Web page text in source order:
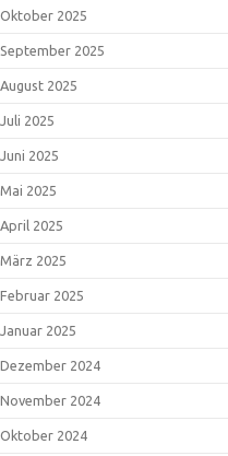
Oktober 2025
September 2025
August 2025
Juli 2025
Juni 2025
Mai 2025
April 2025
März 2025
Februar 2025
Januar 2025
Dezember 2024
November 2024
Oktober 2024